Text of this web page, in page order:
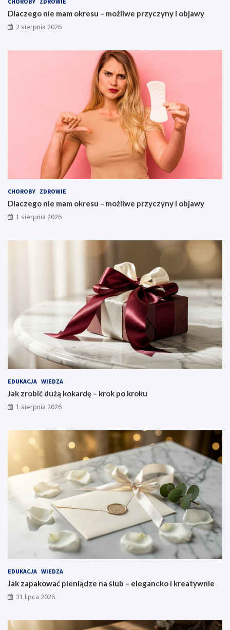
Dlaczego nie mam okresu – możliwe przyczyny i objawy
2 sierpnia 2026
CHOROBY ZDROWIE
Dlaczego nie mam okresu – możliwe przyczyny i objawy
1 sierpnia 2026
EDUKACJA WIEDZA
Jak zrobić dużą kokardę – krok po kroku
1 sierpnia 2026
EDUKACJA WIEDZA
Jak zapakować pieniądze na ślub – elegancko i kreatywnie
31 lipca 2026